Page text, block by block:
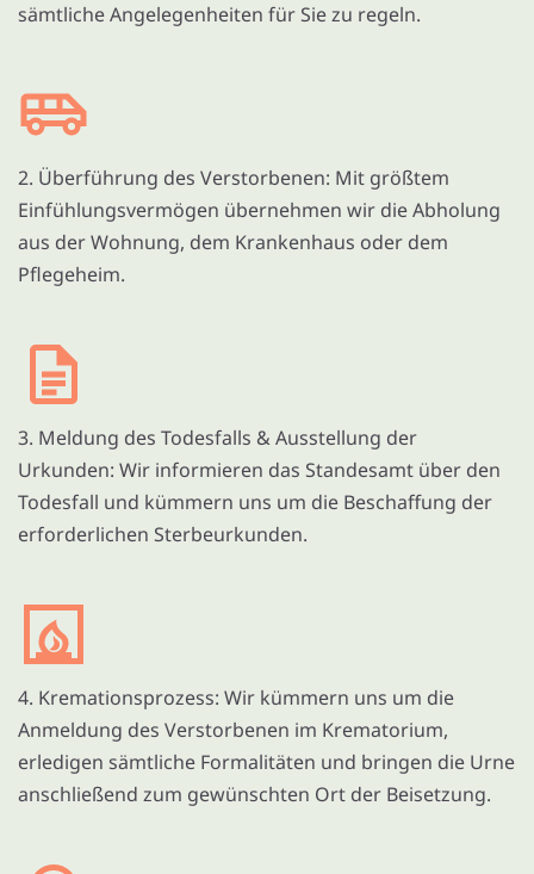
sämtliche Angelegenheiten für Sie zu regeln.
2. Überführung des Verstorbenen: Mit größtem
Einfühlungsvermögen übernehmen wir die Abholung
aus der Wohnung, dem Krankenhaus oder dem
Pflegeheim.
3. Meldung des Todesfalls & Ausstellung der
Urkunden: Wir informieren das Standesamt über den
Todesfall und kümmern uns um die Beschaffung der
erforderlichen Sterbeurkunden.
4. Kremationsprozess: Wir kümmern uns um die
Anmeldung des Verstorbenen im Krematorium,
erledigen sämtliche Formalitäten und bringen die Urne
anschließend zum gewünschten Ort der Beisetzung.